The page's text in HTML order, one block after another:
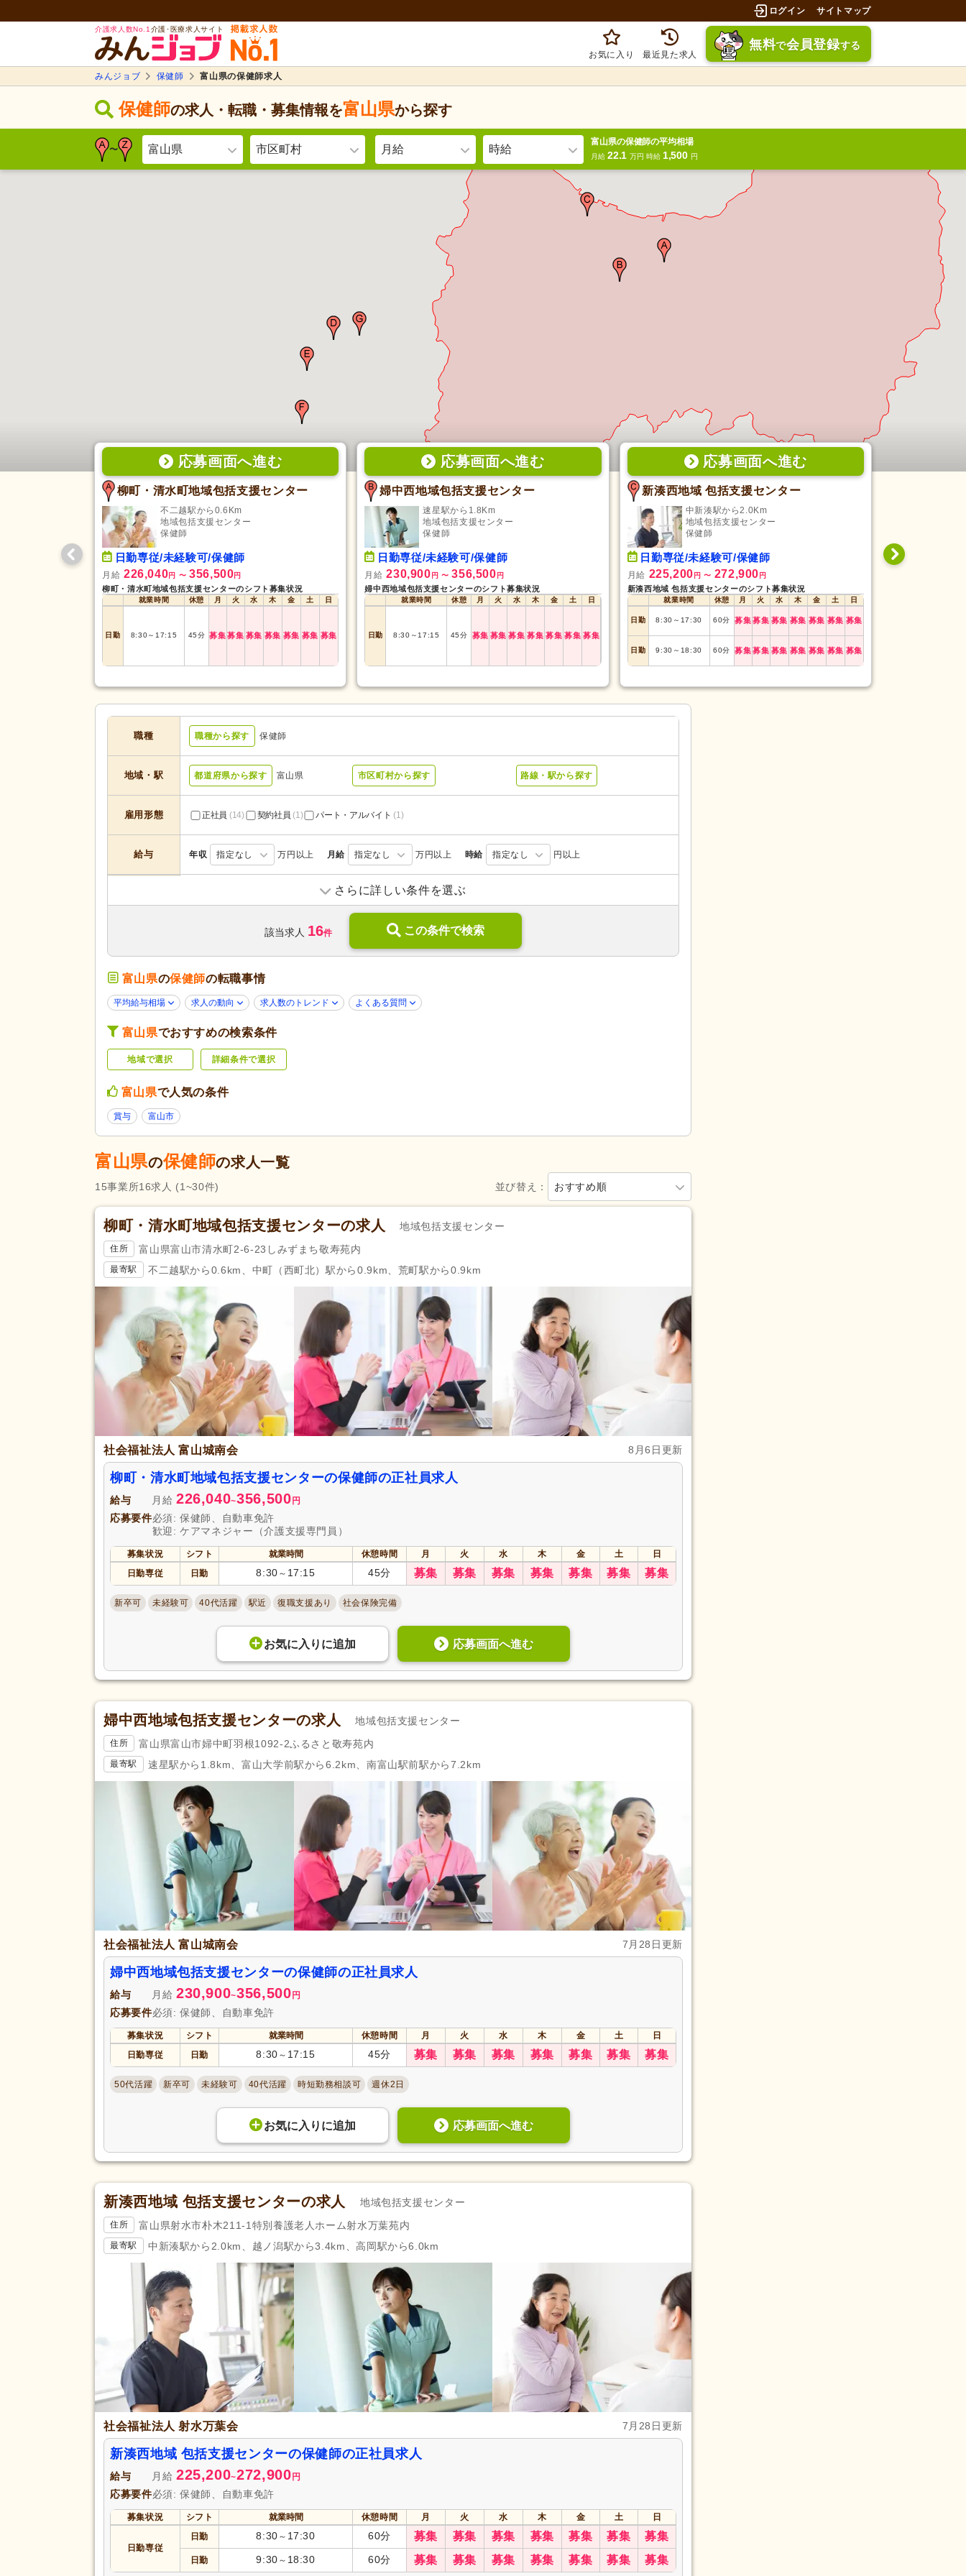
ログイン サイトマップ
介護求人数No.1 介護･医療求人サイト
お気に入り 最近見た求人
無料で会員登録する
みんジョブ 保健師 富山県の保健師求人
保健師の求人・転職・募集情報を富山県から探す
〜 富山県 市区町村 月給 時給
富山県の保健師の平均相場
月給 22.1万円 時給 1,500 円
応募画面へ進む
柳町・清水町地域包括支援センター
不二越駅から0.6Km
地域包括支援センター
保健師
日勤専従/未経験可/保健師
月給 226,040円 〜 356,500円
柳町・清水町地域包括支援センターのシフト募集状況
就業時間 休憩 月 火 水 木 金 土 日
日勤 8:30～ 17:15 45分 募集募集 募集 募集 募集 募集 募集
応募画面へ進む
婦中西地域包括支援センター
速星駅から1.8Km
地域包括支援センター
保健師
日勤専従/未経験可/保健師
月給 230,900 円 〜 356,500 円
婦中西地域包括支援センターのシフト募集状況
就業時間 休憩 月 火 水 木 金 土 日
日勤 8:30 ～ 17:15 45分 募集 募集 募集 募集 募集 募集 募集
応募画面へ進む
新湊西地域 包括支援センター
中新湊駅から2.0Km
地域包括支援センター
保健師
日勤専従/未経験可/保健師
月給 225,200 円 〜 272,900 円
新湊西地域 包括支援センターのシフト募集状況
就業時間 休憩 月 火 水 木 金 土 日
日勤 8:30 ～ 17:30 60分 募集募集 募集 募集 募集 募集 募集
日勤 9:30 ～ 18:30 60分 募集募集 募集 募集 募集 募集 募集
日勤専従/未
職種 職種から探す 保健師
地域・駅 都道府県から探す 富山県 市区町村から探す 路線・駅から探す
雇用形態 正社員 (14) 契約社員 (1) パート・アルバイト (1)
給与 年収 指定なし 万円以上 月給 指定なし 万円以上 時給 指定なし 円以上
類
病院 (4)
応募条件・こ
だわり
ブランク可(8)
年齢不問(4) 新卒可(8) 子育てママパパ活躍(8)
40代活躍(8)
ハローワーク求人を除く (4) 掲載14日以内(3)
勤務形態
残業ほぼなし(16)
午前のみ可(1)
応募資格
保健師(16)
土曜休み(4)
年間休日120日以上 育休あり(16)
介護休業(12) 看護休暇(9) 年末年始休暇(1)
給与・手当
賞与あり(15) 社会保険完備 (16)
企業年金(2)
退職金あり (12) 住宅手当(2)
人事評価制度あり (8) 託児施設あり
資格手当 (6) 再雇用制度あり
正社員登用あり
アクセス 駅近 (4) 自動車通勤可(16) 自転車通勤可(8)
さらに詳しい条件を選ぶ
該当求人 16件 この条件で検索
富山県の保健師の転職事情
平均給与相場 求人の動向 求人数のトレンド よくある質問
富山県でおすすめの検索条件
地域で選択 詳細条件で選択
富山県で人気の条件
賞与 富山市
富山県の保健師の求人一覧
並び替え： おすすめ順
15事業所16求人 (1~30件)
柳町・清水町地域包括支援センターの求人 地域包括支援センター
住所 富山県富山市清水町2-6-23しみずまち敬寿苑内
最寄駅 不二越駅から0.6km、中町（西町北）駅から0.9km、荒町駅から0.9km
社会福祉法人 富山城南会 8月6日更新
柳町・清水町地域包括支援センターの保健師の正社員求人
給与 月給 226,040~356,500 円
応募要件必須: 保健師、自動車免許
歓迎: ケアマネジャー（介護支援専門員）
募集状況 シフト 就業時間 休憩時間 月 火 水 木 金 土
日
日勤専従
日勤 8:30 ～ 17:15 45分 募集 募集 募集 募集 募集 募集 募集
新卒可 未経験可 40代活躍 駅近 復職支援あり 社会保険完備
お気に入り に追加 応募画面へ進む
婦中西地域包括支援センターの求人 地域包括支援センター
住所 富山県富山市婦中町羽根1092-2ふるさと敬寿苑内
最寄駅 速星駅から1.8km、富山大学前駅から6.2km、南富山駅前駅から7.2km
社会福祉法人 富山城南会 7月28日更新
婦中西地域包括支援センターの保健師の正社員求人
給与 月給 230,900~356,500 円
応募要件必須: 保健師、自動車免許
募集状況 シフト 就業時間 休憩時間 月 火 水 木 金 土
日
日勤専従
日勤 8:30 ～ 17:15 45分 募集 募集 募集 募集 募集 募集 募集
50代活躍 新卒可 未経験可 40代活躍 時短勤務相談可 週休2日
お気に入り に追加 応募画面へ進む
新湊西地域 包括支援センターの求人 地域包括支援センター
住所 富山県射水市朴木211-1特別養護老人ホーム射水万葉苑内
最寄駅 中新湊駅から2.0km、越ノ潟駅から3.4km、高岡駅から6.0km
社会福祉法人 射水万葉会 7月28日更新
新湊西地域 包括支援センターの保健師の正社員求人
給与 月給 225,200~272,900 円
応募要件必須: 保健師、自動車免許
募集状況 シフト 就業時間 休憩時間 月 火 水 木 金 土 日
日勤専従
日勤 8:30 ～ 17:30 60分 募集 募集 募集 募集 募集 募集 募集
日勤 9:30 ～ 18:30 60分 募集 募集 募集 募集 募集 募集 募集